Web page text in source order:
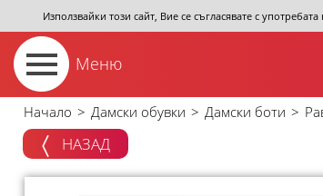
Използвайки този сайт, Вие се съгласявате с
Меню
Начало > Дамски обувки > Дамски боти >
НАЗАД